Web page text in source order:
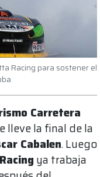
Racing para sostener el
Carretera
lleve la final de la
Cabalen. Luego
ya trabaja